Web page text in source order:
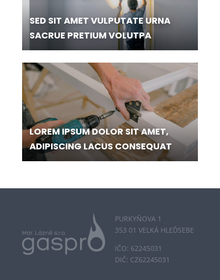
SED SIT AMET VULPUTATE URNA
SACRUE PRETIUM VOLUTPA
LOREM IPSUM DOLOR SIT AMET,
ADIPISCING LACUS CONSEQUAT
PURKYŇOVA 1
353 01 VELKÁ HLEĎSEBE
IČO: 62245031
DIČ: CZ62245031